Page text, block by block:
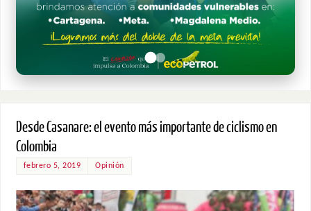
Desde Casanare: el evento más importante de ciclismo en
Colombia
febrero 5, 2019 Opinión